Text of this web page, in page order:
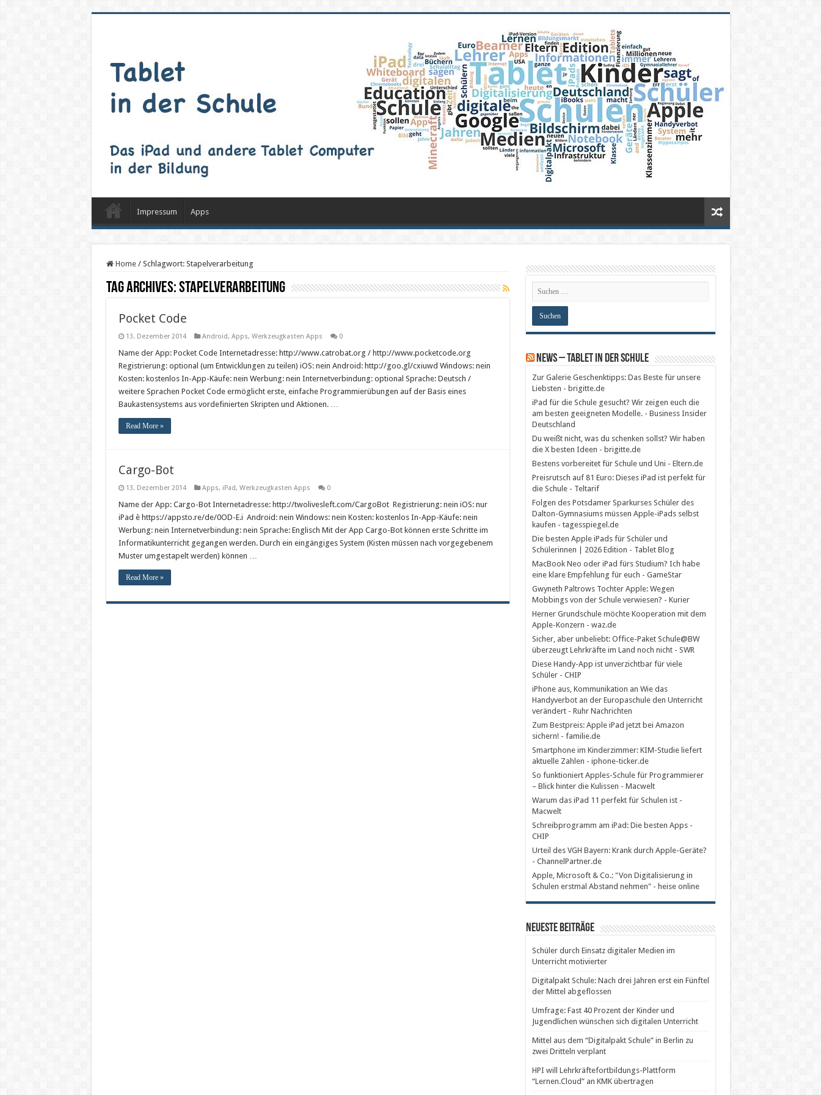
Impressum Apps
Home / Schlagwort: Stapelverarbeitung
Tag Archives:Stapelverarbeitung
Pocket Code
13. Dezember 2014 Android, Apps, Werkzeugkasten Apps 0
Name der App: Pocket Code Internetadresse: http://www.catrobat.org / http://www.pocketcode.org
Registrierung: optional (um Entwicklungen zu teilen) iOS: nein Android: http://goo.gl/cxiuwd Windows: nein
Kosten: kostenlos In-App-Käufe: nein Werbung: nein Internetverbindung: optional Sprache: Deutsch /
weitere Sprachen Pocket Code ermöglicht erste, einfache Programmierübungen auf der Basis eines
Baukastensystems aus vordefinierten Skripten und Aktionen. …
Read More »
Cargo-Bot
13. Dezember 2014 Apps, iPad, Werkzeugkasten Apps 0
Name der App: Cargo-Bot Internetadresse: http://twolivesleft.com/CargoBot Registrierung: nein iOS: nur
iPad è https://appsto.re/de/0OD-E.i Android: nein Windows: nein Kosten: kostenlos In-App-Käufe: nein
Werbung: nein Internetverbindung: nein Sprache: Englisch Mit der App Cargo-Bot können erste Schritte im
Informatikunterricht gegangen werden. Durch ein eingängiges System (Kisten müssen nach vorgegebenem
Muster umgestapelt werden) können …
Read More »
News – Tablet in der Schule
Zur Galerie Geschenktipps: Das Beste für unsere
Liebsten - brigitte.de
iPad für die Schule gesucht? Wir zeigen euch die
am besten geeigneten Modelle. - Business Insider
Deutschland
Du weißt nicht, was du schenken sollst? Wir haben
die X besten Ideen - brigitte.de
Bestens vorbereitet für Schule und Uni - Eltern.de
Preisrutsch auf 81 Euro: Dieses iPad ist perfekt für
die Schule - Teltarif
Folgen des Potsdamer Sparkurses Schüler des
Dalton-Gymnasiums müssen Apple-iPads selbst
kaufen - tagesspiegel.de
Die besten Apple iPads für Schüler und
Schülerinnen | 2026 Edition - Tablet Blog
MacBook Neo oder iPad fürs Studium? Ich habe
eine klare Empfehlung für euch - GameStar
Gwyneth Paltrows Tochter Apple: Wegen
Mobbings von der Schule verwiesen? - Kurier
Herner Grundschule möchte Kooperation mit dem
Apple-Konzern - waz.de
Sicher, aber unbeliebt: Office-Paket Schule@BW
überzeugt Lehrkräfte im Land noch nicht - SWR
Diese Handy-App ist unverzichtbar für viele
Schüler - CHIP
iPhone aus, Kommunikation an Wie das
Handyverbot an der Europaschule den Unterricht
verändert - Ruhr Nachrichten
Zum Bestpreis: Apple iPad jetzt bei Amazon
sichern! - familie.de
Smartphone im Kinderzimmer: KIM-Studie liefert
aktuelle Zahlen - iphone-ticker.de
So funktioniert Apples-Schule für Programmierer
– Blick hinter die Kulissen - Macwelt
Warum das iPad 11 perfekt für Schulen ist -
Macwelt
Schreibprogramm am iPad: Die besten Apps -
CHIP
Urteil des VGH Bayern: Krank durch Apple-Geräte?
- ChannelPartner.de
Apple, Microsoft & Co.: "Von Digitalisierung in
Schulen erstmal Abstand nehmen" - heise online
Neueste Beiträge
Schüler durch Einsatz digitaler Medien im
Unterricht motivierter
Digitalpakt Schule: Nach drei Jahren erst ein Fünftel
der Mittel abgeflossen
Umfrage: Fast 40 Prozent der Kinder und
Jugendlichen wünschen sich digitalen Unterricht
Mittel aus dem “Digitalpakt Schule” in Berlin zu
zwei Dritteln verplant
HPI will Lehrkräftefortbildungs-Plattform
“Lernen.Cloud” an KMK übertragen